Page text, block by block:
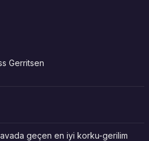
Gerritsen
geçen en iyi korku-gerilim